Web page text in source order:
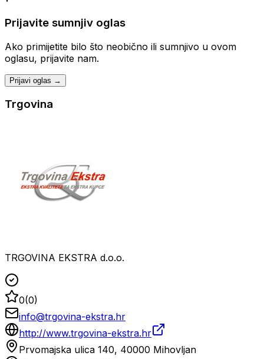
Prijavite sumnjiv oglas
Ako primijetite bilo što neobično ili sumnjivo u ovom
oglasu, prijavite nam.
Prijavi oglas →
Trgovina
TRGOVINA EKSTRA d.o.o.
0(0)
info@trgovina-ekstra.hr
http://www.trgovina-ekstra.hr
Prvomajska ulica 140, 40000 Mihovljan